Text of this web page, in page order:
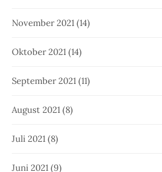
November 2021 (14)
Oktober 2021 (14)
September 2021 (11)
August 2021 (8)
Juli 2021 (8)
Juni 2021 (9)